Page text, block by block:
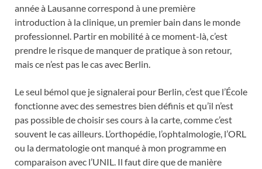
année à Lausanne correspond à une première
introduction à la clinique, un premier bain dans le monde
professionnel. Partir en mobilité à ce moment-là, c’est
prendre le risque de manquer de pratique à son retour,
mais ce n’est pas le cas avec Berlin.
Le seul bémol que je signalerai pour Berlin, c’est que l’École
fonctionne avec des semestres bien définis et qu’il n’est
pas possible de choisir ses cours à la carte, comme c’est
souvent le cas ailleurs. L’orthopédie, l’ophtalmologie, l’ORL
ou la dermatologie ont manqué à mon programme en
comparaison avec l’UNIL. Il faut dire que de manière